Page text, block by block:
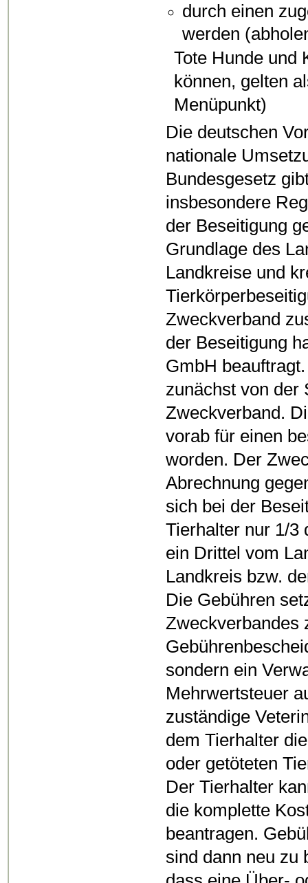
durch einen
werden
Tote Hunde und
können, gelten
Menüpunkt)
Die deutschen
nationale
Bundesgesetz
insbesondere
der Beseitigung
Grundlage des
Landkreise und
Zweckverband
der Beseitigung
GmbH
zunächst von der
Zweckverband.
vorab für einen
worden. Der
Abrechnung
sich bei der
Tierhalter nur 1/3
ein Drittel vom
Landkreis bzw.
Die Gebühren
Zweckverbandes
sondern ein
Mehrwertsteuer
zuständige
dem Tierhalter
oder getöteten
Der Tierhalter
die komplette
beantragen.
sind dann neu zu